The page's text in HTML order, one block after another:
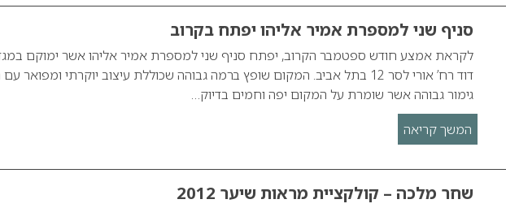
סניף שני למספרת אמיר אליהו יפתח בקרוב
לקראת אמצע חודש ספטמבר הקרוב, יפתח סניף שני למספרת אמיר אליהו אשר ימוקם
דוד רח’ אורי לסר 12 בתל אביב. המקום שופץ ברמה גבוהה שכוללת עיצוב יוקרתי ומפואר
גימור גבוהה אשר שומרת על המקום יפה וחמים בדיוק…
המשך קריאה
שחר מלכה – קולקציית מראות שיער 2012